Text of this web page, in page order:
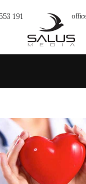
191
Salus Media
experienta si inovatie in
SALUS
EFC/EMC